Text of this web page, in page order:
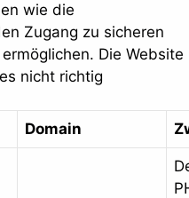
wie die
Zugang zu sicheren
Die Website
nicht richtig
Domain